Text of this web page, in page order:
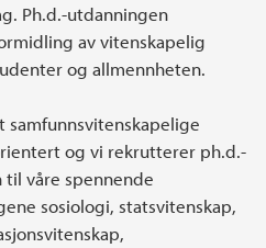
Ph.d.-utdanningen
av vitenskapelig
og allmennheten.
samfunnsvitenskapelige
og vi rekrutterer ph.d.-
våre spennende
sosiologi, statsvitenskap,